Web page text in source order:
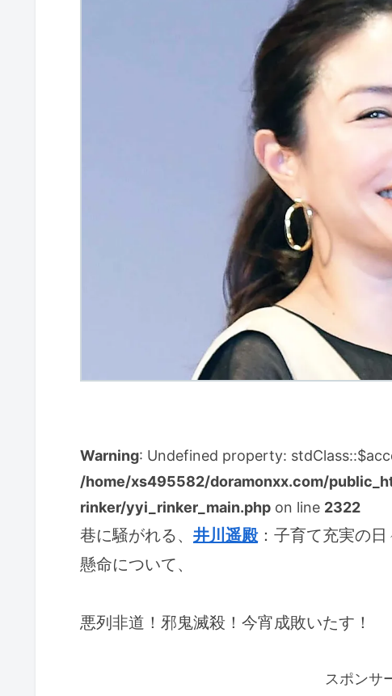
Warning: Undefined property:
/home/xs495582/doramonxx.com/
rinker/yyi_rinker_main.php on line 2322
巷に騒がれる、 井川遥殿：子育て充実の
懸命について、
悪列非道！邪鬼滅殺！今宵成敗いたす！
スポンサ